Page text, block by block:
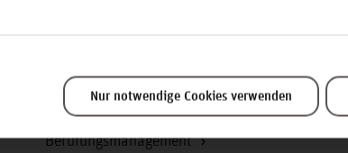
Nur notwendige Cookies verwenden
Antidiskriminierungsstelle
Arbeitssicherheit
Berufungsmanagement